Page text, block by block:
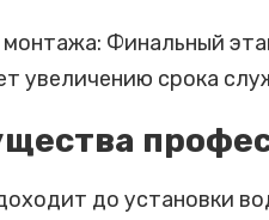
Финальный
увеличению срока
до установки